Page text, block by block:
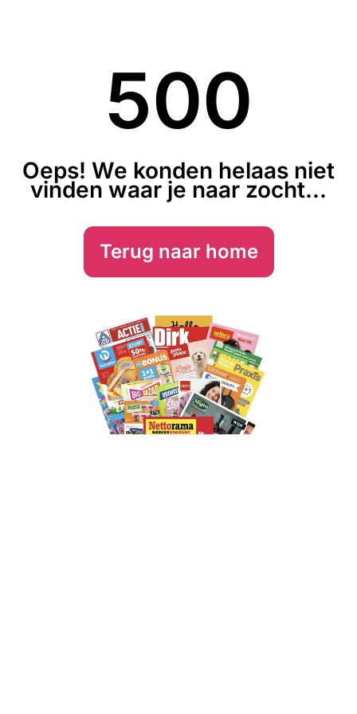
500
Oeps! We konden helaas niet
vinden waar je naar zocht...
Terug naar home